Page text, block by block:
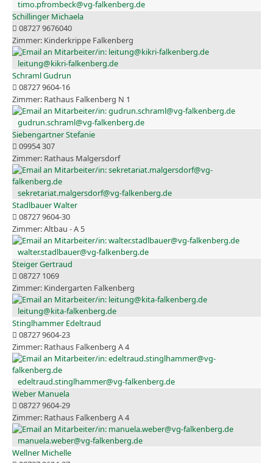
timo.pfrombeck@vg-falkenberg.de
Schillinger Michaela
08727 9676040
Kinderkrippe Falkenberg
leitung@kikri-falkenberg.de
Schraml Gudrun
08727 9604-16
Rathaus Falkenberg N 1
gudrun.schraml@vg-falkenberg.de
Siebengartner Stefanie
09954 307
Rathaus Malgersdorf
sekretariat.malgersdorf@vg-falkenberg.de
Stadlbauer Walter
08727 9604-30
Altbau - A 5
walter.stadlbauer@vg-falkenberg.de
Steiger Gertraud
08727 1069
Kindergarten Falkenberg
leitung@kita-falkenberg.de
Stinglhammer Edeltraud
08727 9604-23
Rathaus Falkenberg A 4
edeltraud.stinglhammer@vg-falkenberg.de
Weber Manuela
08727 9604-29
Rathaus Falkenberg A 4
manuela.weber@vg-falkenberg.de
Wellner Michelle